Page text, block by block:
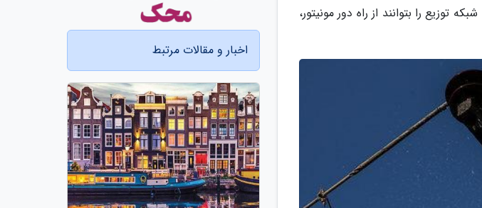
را بتوانند از راه دور مونیتور،
اخبار و مقالات مرتبط